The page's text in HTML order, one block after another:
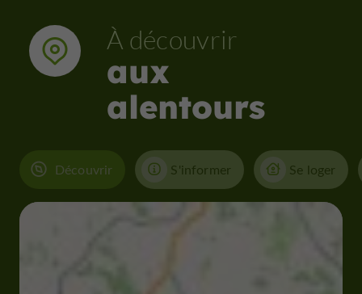
À découvrir
aux
alentours
Découvrir S'informer Se loger